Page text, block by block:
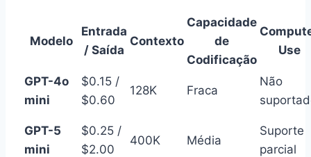
Modelo
Entrada
/ Saída
Contexto
Capacidade
de
Codificação
Use
GPT-4o
mini
$0.15 /
$0.60
128K Fraca
Não
GPT-5
mini
$0.25 /
$2.00
400K Média
Suporte
parcial